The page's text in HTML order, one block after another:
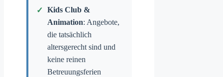
Kids Club &
Animation: Angebote,
die tatsächlich
altersgerecht sind und
keine reinen
Betreuungsferien